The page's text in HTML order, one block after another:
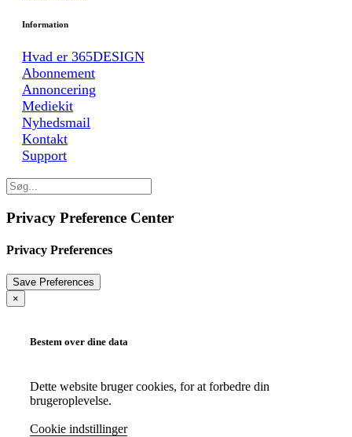
Information
Hvad er 365DESIGN
Abonnement
Annoncering
Mediekit
Nyhedsmail
Kontakt
Support
Privacy Preference Center
Privacy Preferences
×
Bestem over dine data
Dette website bruger cookies, for at forbedre din
brugeroplevelse.
Cookie indstillinger